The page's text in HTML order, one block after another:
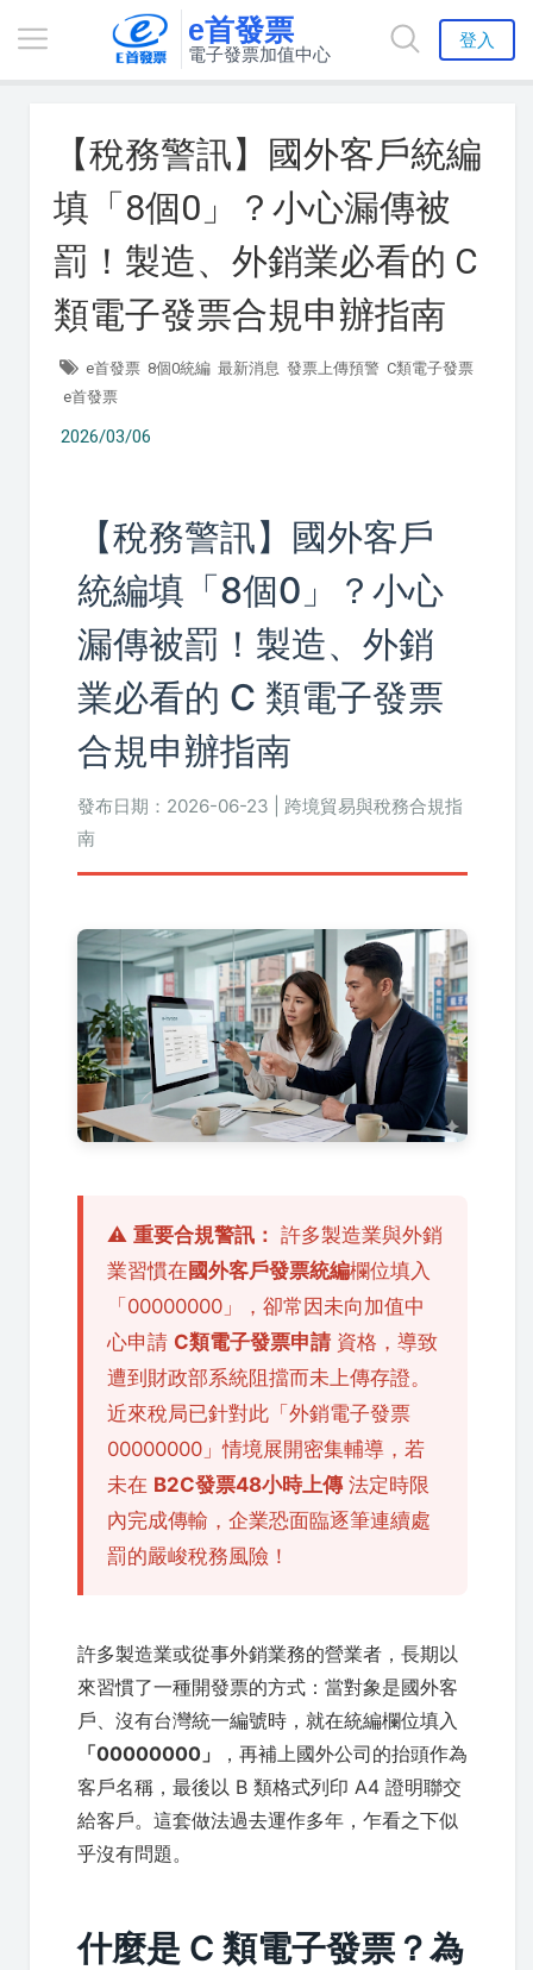
e首發票
電子發票加值中心
登入
【稅務警訊】國外客戶統編
填「8個0」？小心漏傳被
罰！製造、外銷業必看的 C
類電子發票合規申辦指南
e首發票 8個0統編 最新消息 發票上傳預警 C類電子發票
e首發票
2026/03/06
【稅務警訊】國外客戶
統編填「8個0」？小心
漏傳被罰！製造、外銷
業必看的 C 類電子發票
合規申辦指南
發布日期：2026-06-23 | 跨境貿易與稅務合規指
南
⚠️ 重要合規警訊： 許多製造業與外銷
業習慣在 國外客戶發票統編欄位填入
「00000000」，卻常因未向加值中
心申請 C類電子發票申請 資格，導致
遭到財政部系統阻擋而未上傳存證。
近來稅局已針對此「外銷電子發票
00000000」情境展開密集輔導，若
未在 B2C發票48小時上傳法定時限
內完成傳輸，企業恐面臨逐筆連續處
罰的嚴峻稅務風險！
許多製造業或從事外銷業務的營業者，長期以
來習慣了一種開發票的方式：當對象是國外客
戶、沒有台灣統一編號時，就在統編欄位填入
「00000000」
，再補上國外公司的抬頭作為
客戶名稱，最後以 B 類格式列印 A4 證明聯交
給客戶。這套做法過去運作多年，乍看之下似
乎沒有問題。
什麼是 C 類電子發票？為